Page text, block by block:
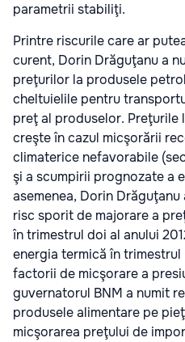
parametrii stabiliţi.
Printre riscurile care ar
curent, Dorin Drăguţanu a
preţurilor la produsele
cheltuielile pentru
preţ al produselor. Preţurile
creşte în cazul micşorării
climaterice nefavorabile
şi a scumpirii prognozate a
asemenea, Dorin
risc sporit de majorare a
în trimestrul doi al anului
energia termică în
factorii de micşorare a
guvernatorul BNM a numit
produsele alimentare pe
micşorarea preţului de